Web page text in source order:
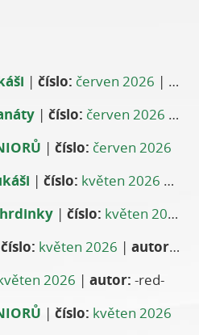
|číslo: červen 2026 |
|číslo: červen 2026
|číslo: červen 2026
|číslo: květen 2026
hrdinky |číslo: květen 2026
číslo: květen 2026 |autor:
2026 |autor: -red-
|číslo: květen 2026